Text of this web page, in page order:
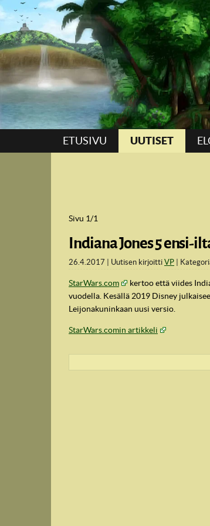
Suoraan sisältöön
ETUSIVU UUTISET
Sivu 1/1
Indiana Jones 5 ensi-
26.4.2017 Uutisen kirjoitti VP
StarWars.com
kertoo että viides
vuodella. Kesällä 2019 Disney
Leijonakuninkaan uusi versio.
StarWars.comin artikkeli